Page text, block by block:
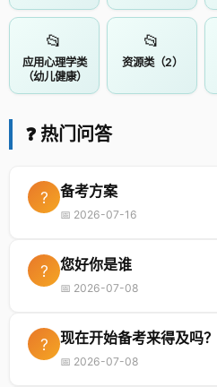
📂
应用心理学类
（幼儿健康）
📂
资源类（2）
❓ 热门问答
? 备考方案
📅 2026-07-16
? 您好你是谁
📅 2026-07-08
? 现在开始备考来得及吗？
📅 2026-07-08